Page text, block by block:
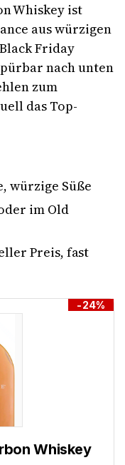
Whiskey ist
aus würzigen
Friday
nach unten
zum
das Top-
würzige Süße
im Old
Preis, fast
-24%
Whiskey